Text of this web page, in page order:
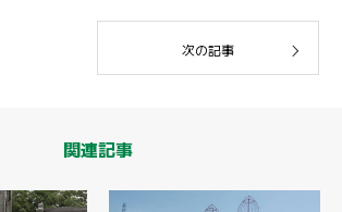
次の記事
関連記事